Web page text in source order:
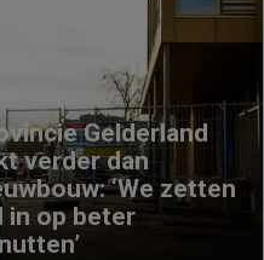
Gelderland
verder dan
‘We zetten
in op beter